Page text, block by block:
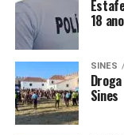
18
SINES
Sines